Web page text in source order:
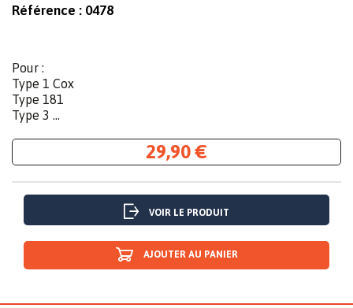
Référence : 0478
Pour :
Type 1 Cox
Type 181
Type 3 ...
29,90 €
VOIR LE PRODUIT
AJOUTER AU PANIER